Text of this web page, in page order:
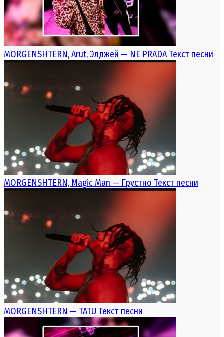
MORGENSHTERN, Arut, Элджей — NE PRADA Текст песни
MORGENSHTERN, Magic Man — Грустно Текст песни
MORGENSHTERN — TATU Текст песни